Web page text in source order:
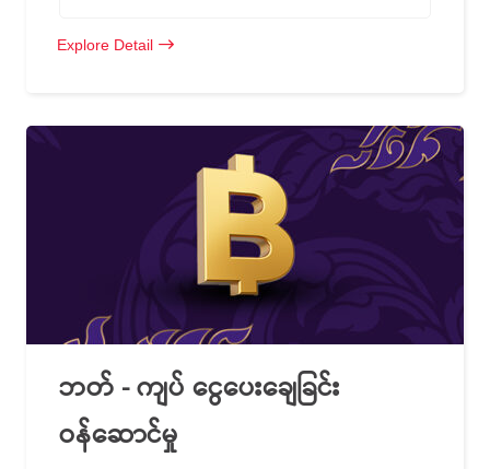
Explore Detail
ဘတ် - ကျပ် ငွေပေးချေခြင်း
ဝန်ဆောင်မှု